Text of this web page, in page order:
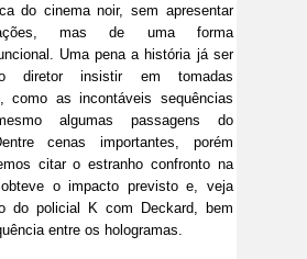
do cinema noir, sem apresentar
mas de uma forma
Uma pena a história já ser
diretor insistir em tomadas
como as incontáveis sequências
algumas passagens do
cenas importantes, porém
citar o estranho confronto na
o impacto previsto e, veja
do policial K com Deckard, bem
entre os hologramas.